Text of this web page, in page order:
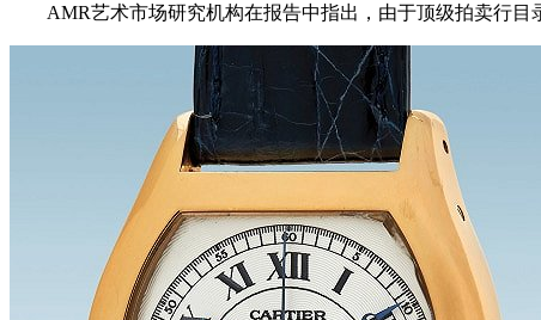
AMR艺术市场研究机构在报告中指出，由于顶级拍卖行目